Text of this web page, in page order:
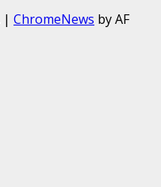
| ChromeNews by AF